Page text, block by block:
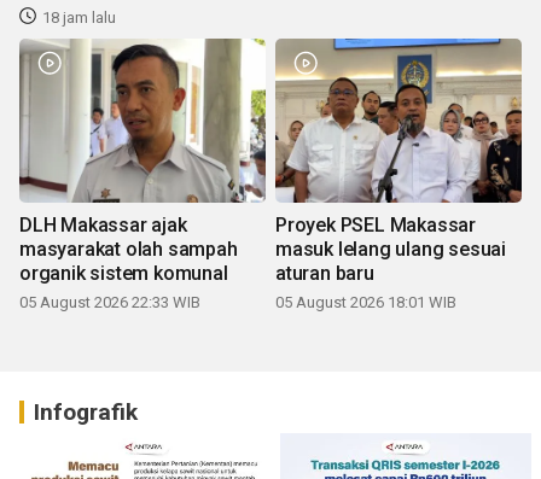
18 jam lalu
DLH Makassar ajak
masyarakat olah sampah
organik sistem komunal
05 August 2026 22:33 WIB
Proyek PSEL Makassar
masuk lelang ulang sesuai
aturan baru
05 August 2026 18:01 WIB
Infografik